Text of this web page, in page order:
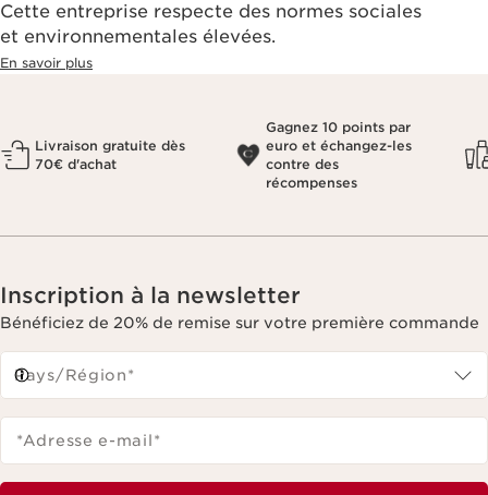
Cette entreprise respecte des normes sociales
et environnementales élevées.
En savoir plus
Livraison gratuite dès
70€ d'achat
Gagnez 10 points par
euro et échangez-les
contre des
récompenses
Inscription à la newsletter
Bénéficiez de 20% de remise sur votre première commande
Pays/Région*
*Adresse e-mail*